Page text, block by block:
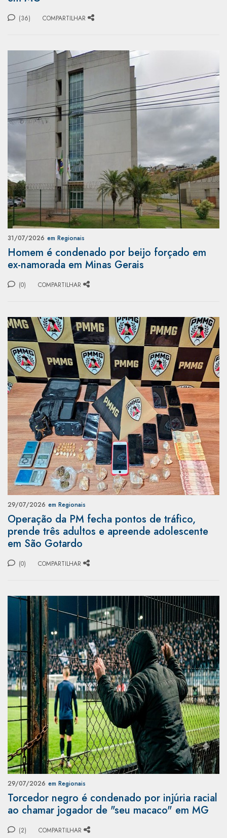
(36) COMPARTILHAR
31/07/2026 em Regionais
Homem é condenado por beijo forçado em
ex-namorada em Minas Gerais
(0) COMPARTILHAR
29/07/2026 em Regionais
Operação da PM fecha pontos de tráfico,
prende três adultos e apreende adolescente
em São Gotardo
(0) COMPARTILHAR
29/07/2026 em Regionais
Torcedor negro é condenado por injúria racial
ao chamar jogador de "seu macaco" em MG
(2) COMPARTILHAR